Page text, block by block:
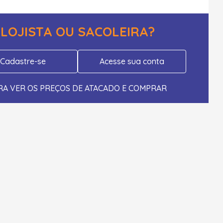
LOJISTA OU SACOLEIRA?
Cadastre-se Acesse sua conta
VER OS PREÇOS DE ATACADO E COMPRAR